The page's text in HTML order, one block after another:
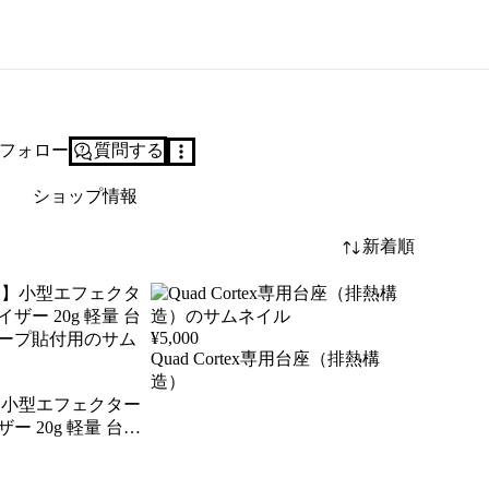
ォロー 質問する
ショップ情報
新着順
型エフェクター
ー 20g 軽量 台座
¥5,000
Quad Cortex専用台座（排熱構
造）